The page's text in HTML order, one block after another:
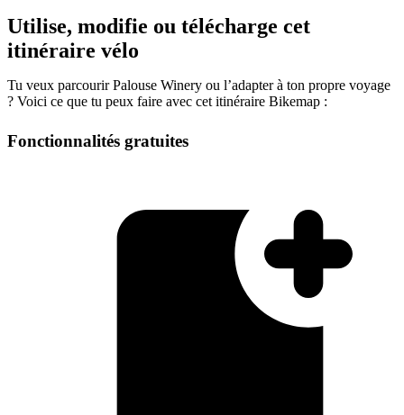
Utilise, modifie ou télécharge cet
itinéraire vélo
Tu veux parcourir Palouse Winery ou l’adapter à ton propre voyage
? Voici ce que tu peux faire avec cet itinéraire Bikemap :
Fonctionnalités gratuites